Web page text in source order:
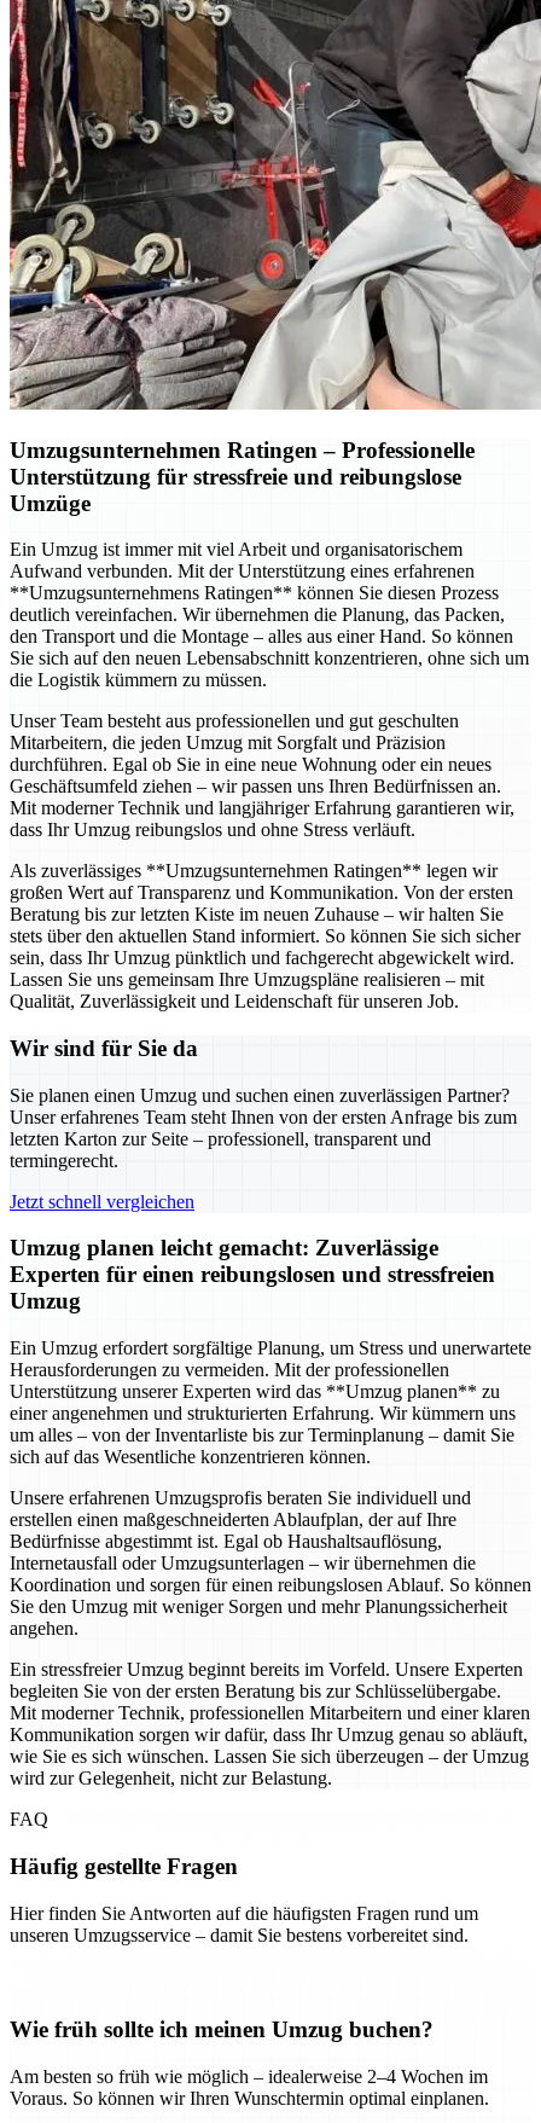
Umzugsunternehmen Ratingen – Professionelle
Unterstützung für stressfreie und reibungslose
Umzüge
Ein Umzug ist immer mit viel Arbeit und organisatorischem
Aufwand verbunden. Mit der Unterstützung eines erfahrenen
**Umzugsunternehmens Ratingen** können Sie diesen Prozess
deutlich vereinfachen. Wir übernehmen die Planung, das Packen,
den Transport und die Montage – alles aus einer Hand. So können
Sie sich auf den neuen Lebensabschnitt konzentrieren, ohne sich um
die Logistik kümmern zu müssen.
Unser Team besteht aus professionellen und gut geschulten
Mitarbeitern, die jeden Umzug mit Sorgfalt und Präzision
durchführen. Egal ob Sie in eine neue Wohnung oder ein neues
Geschäftsumfeld ziehen – wir passen uns Ihren Bedürfnissen an.
Mit moderner Technik und langjähriger Erfahrung garantieren wir,
dass Ihr Umzug reibungslos und ohne Stress verläuft.
Als zuverlässiges **Umzugsunternehmen Ratingen** legen wir
großen Wert auf Transparenz und Kommunikation. Von der ersten
Beratung bis zur letzten Kiste im neuen Zuhause – wir halten Sie
stets über den aktuellen Stand informiert. So können Sie sich sicher
sein, dass Ihr Umzug pünktlich und fachgerecht abgewickelt wird.
Lassen Sie uns gemeinsam Ihre Umzugspläne realisieren – mit
Qualität, Zuverlässigkeit und Leidenschaft für unseren Job.
Wir sind für Sie da
Sie planen einen Umzug und suchen einen zuverlässigen Partner?
Unser erfahrenes Team steht Ihnen von der ersten Anfrage bis zum
letzten Karton zur Seite – professionell, transparent und
termingerecht.
Jetzt schnell vergleichen
Umzug planen leicht gemacht: Zuverlässige
Experten für einen reibungslosen und stressfreien
Umzug
Ein Umzug erfordert sorgfältige Planung, um Stress und unerwartete
Herausforderungen zu vermeiden. Mit der professionellen
Unterstützung unserer Experten wird das **Umzug planen** zu
einer angenehmen und strukturierten Erfahrung. Wir kümmern uns
um alles – von der Inventarliste bis zur Terminplanung – damit Sie
sich auf das Wesentliche konzentrieren können.
Unsere erfahrenen Umzugsprofis beraten Sie individuell und
erstellen einen maßgeschneiderten Ablaufplan, der auf Ihre
Bedürfnisse abgestimmt ist. Egal ob Haushaltsauflösung,
Internetausfall oder Umzugsunterlagen – wir übernehmen die
Koordination und sorgen für einen reibungslosen Ablauf. So können
Sie den Umzug mit weniger Sorgen und mehr Planungssicherheit
angehen.
Ein stressfreier Umzug beginnt bereits im Vorfeld. Unsere Experten
begleiten Sie von der ersten Beratung bis zur Schlüsselübergabe.
Mit moderner Technik, professionellen Mitarbeitern und einer klaren
Kommunikation sorgen wir dafür, dass Ihr Umzug genau so abläuft,
wie Sie es sich wünschen. Lassen Sie sich überzeugen – der Umzug
wird zur Gelegenheit, nicht zur Belastung.
FAQ
Häufig gestellte Fragen
Hier finden Sie Antworten auf die häufigsten Fragen rund um
unseren Umzugsservice – damit Sie bestens vorbereitet sind.
Wie früh sollte ich meinen Umzug buchen?
Am besten so früh wie möglich – idealerweise 2–4 Wochen im
Voraus. So können wir Ihren Wunschtermin optimal einplanen.